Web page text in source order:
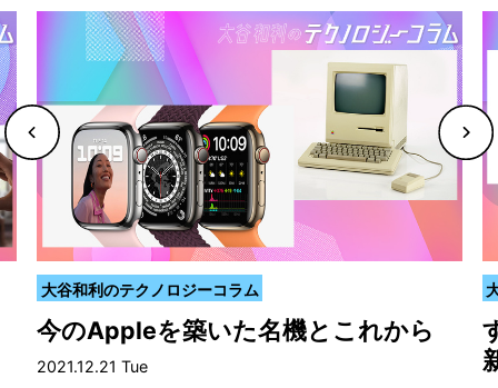
大谷和利のテクノロジーコラム
今のAppleを築いた名機とこれから
2021.12.21 Tue